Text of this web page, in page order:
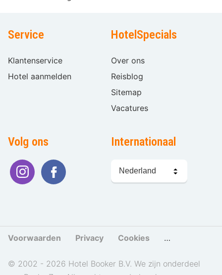
Service
Klantenservice
Hotel aanmelden
HotelSpecials
Over ons
Reisblog
Sitemap
Vacatures
Volg ons Internationaal
kiezen
Voorwaarden Privacy Cookies Cookies
© 2002 - 2026 Hotel Booker B.V. We zijn onderdeel